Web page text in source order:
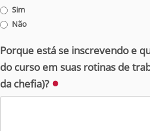
Sim
Não
Porque está se inscrevendo e
do curso em suas rotinas de
da chefia)?